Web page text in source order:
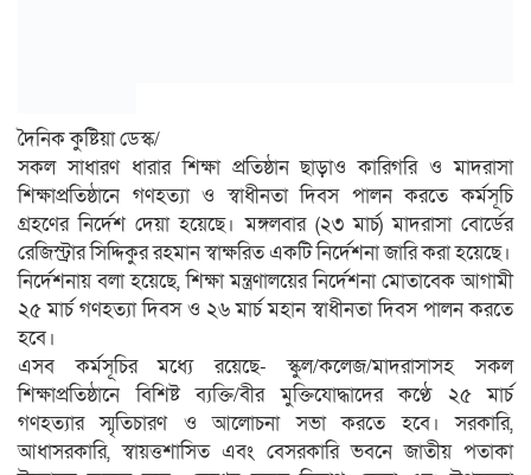
দৈনিক কুষ্টিয়া ডেস্ক/
সকল সাধারণ ধারার শিক্ষা প্রতিষ্ঠান ছাড়াও কারিগরি ও মাদরাসা
শিক্ষাপ্রতিষ্ঠানে গণহত্যা ও স্বাধীনতা দিবস পালন করতে কর্মসূচি
গ্রহণের নির্দেশ দেয়া হয়েছে। মঙ্গলবার (২৩ মার্চ) মাদরাসা বোর্ডের
রেজিস্ট্রার সিদ্দিকুর রহমান স্বাক্ষরিত একটি নির্দেশনা জারি করা হয়েছে।
নির্দেশনায় বলা হয়েছে, শিক্ষা মন্ত্রণালয়ের নির্দেশনা মোতাবেক আগামী
২৫ মার্চ গণহত্যা দিবস ও ২৬ মার্চ মহান স্বাধীনতা দিবস পালন করতে
হবে।
এসব কর্মসূচির মধ্যে রয়েছে- স্কুল/কলেজ/মাদরাসাসহ সকল
শিক্ষাপ্রতিষ্ঠানে বিশিষ্ট ব্যক্তি/বীর মুক্তিযোদ্ধাদের কণ্ঠে ২৫ মার্চ
গণহত্যার স্মৃতিচারণ ও আলোচনা সভা করতে হবে। সরকারি,
আধাসরকারি, স্বায়ত্তশাসিত এবং বেসরকারি ভবনে জাতীয় পতাকা